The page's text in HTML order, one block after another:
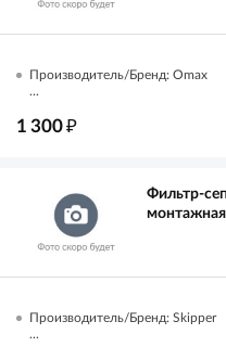
Производитель/Бренд: Omax
...
1 300₽
Фильтр-
Производитель/Бренд: Skipper
...